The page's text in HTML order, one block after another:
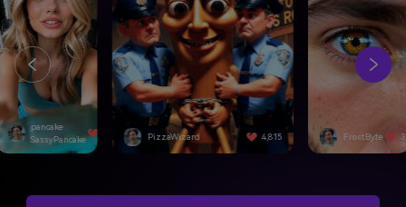
4,815 FrostByte 3,092 SwiftEdge